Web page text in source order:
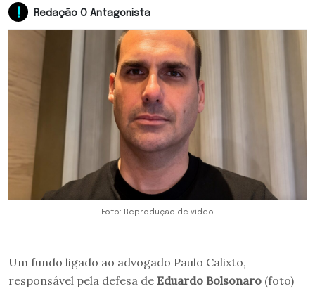
Redação O Antagonista
Foto: Reprodução de vídeo
Um fundo ligado ao advogado Paulo Calixto,
responsável pela defesa de Eduardo Bolsonaro (foto)